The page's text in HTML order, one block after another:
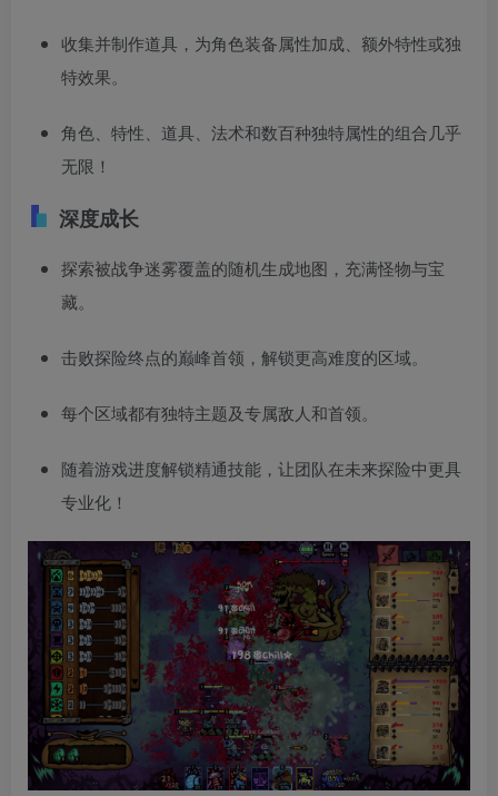
收集并制作道具，为角色装备属性加成、额外特性或独
特效果。
角色、特性、道具、法术和数百种独特属性的组合几乎
无限！
深度成长
探索被战争迷雾覆盖的随机生成地图，充满怪物与宝
藏。
击败探险终点的巅峰首领，解锁更高难度的区域。
每个区域都有独特主题及专属敌人和首领。
随着游戏进度解锁精通技能，让团队在未来探险中更具
专业化！